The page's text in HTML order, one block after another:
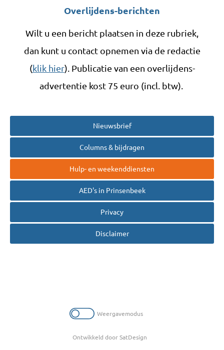
Overlijdens-berichten
Wilt u een bericht plaatsen in deze rubriek,
dan kunt u contact opnemen via de redactie
(klik hier). Publicatie van een overlijdens-
advertentie kost 75 euro (incl. btw).
Nieuwsbrief
Columns & bijdragen
Hulp- en weekenddiensten
AED's in Prinsenbeek
Privacy
Disclaimer
Weergavemodus
Ontwikkeld door SatDesign